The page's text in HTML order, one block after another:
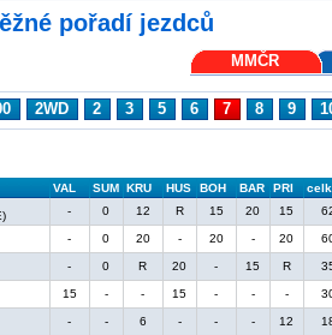
pořadí jezdců
MMČR
2WD 2 3 5 6 7 8 9
VAL SUM KRU HUS BOH BAR PRI
- 0 12 R 15 20 15
- 0 20 - 20 - 20
- 0 R 20 - 15 R
15 - - 15 - - -
- - 6 - - - 12